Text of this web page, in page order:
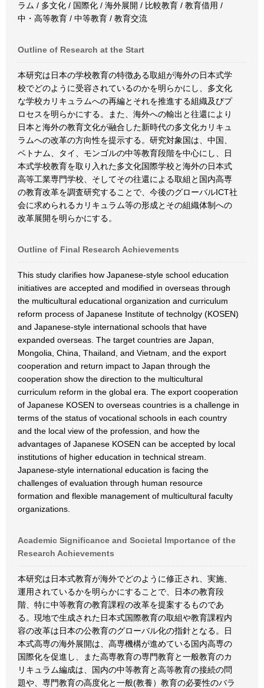
ラム / 多文化 / 国際化 / 海外展開 / 比較教育 / 教育借用 /
中・高等教育 / 中等教育 / 教育交流
Outline of Research at the Start
本研究は日本の学校教育の特徴ある取組が海外の日本式学
校でどのように受容されているのかを明らかにし、多文化
な学校カリキュラムへの再編とそれを推進する組織及びプ
ロセスを明らかにする。また、海外への輸出と往還により
日本と海外の教育文化が融合した新時代の多文化カリキュ
ラムへの改革の方向性を提示する。研究対象国は、中国、
ベトナム、タイ、モンゴルの中等教育段階を中心にし、日
本式学校教育を取り入れた多文化国際学校と海外の日本式
高等工業専門学校、そしてその往還による取組と国内高専
の教育改革を調査研究することで、今後のグローバルICT社
会に求められるカリキュラム等の形成とその組織体制への
改革展開を明らかにする。
Outline of Final Research Achievements
This study clarifies how Japanese-style school education
initiatives are accepted and modified in overseas through
the multicultural educational organization and curriculum
reform process of Japanese Institute of technolgy (KOSEN)
and Japanese-style international schools that have
expanded overseas. The target countries are Japan,
Mongolia, China, Thailand, and Vietnam, and the export
cooperation and return impact to Japan through the
cooperation show the direction to the multicultural
curriculum reform in the global era. The export cooperation
of Japanese KOSEN to overseas countries is a challenge in
terms of the status of vocational schools in each country
and the local view of the profession, and how the
advantages of Japanese KOSEN can be accepted by local
institutions of higher education in technical stream.
Japanese-style international education is facing the
challenges of evaluation through human resource
formation and flexible management of multicultural faculty
organizations.
Academic Significance and Societal Importance of the
Research Achievements
本研究は日本式教育が海外でどのように修正され、実施、
運用されているかを明らかにすることで、日本の教育段
階、特に中等教育の教育課程の改革を提案するものであ
る。現地で生成された日本式国際教育の取組や教育課程内
容の改革は日本の公教育のグローバル化の指針となる。日
本式高専の海外展開は、高専機構が進めている国内高専の
国際化を促進し、また高専教育の専門教育と一般教育のカ
リキュラム編成は、国内の中等教育と高等教育の接続の問
題や、専門教育の高度化と一般(教養）教育の必要性のバラ